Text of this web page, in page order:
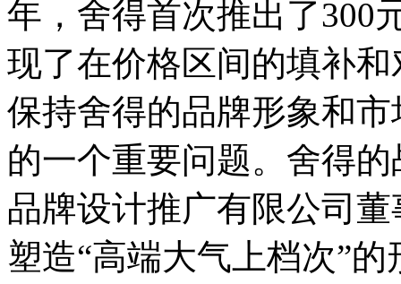
年，舍得首次推出了300
现了在价格区间的填补
保持舍得的品牌形象和
的一个重要问题。舍得
品牌设计推广有限公司
塑造“高端大气上档次”